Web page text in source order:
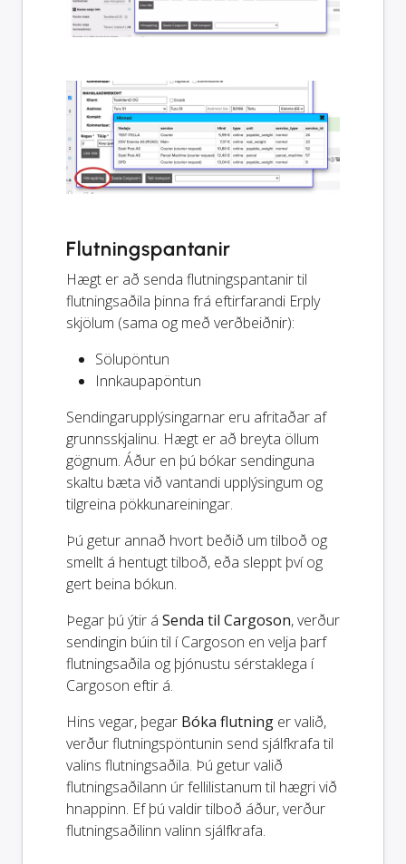
Flutningspantanir
Hægt er að senda flutningspantanir til
flutningsaðila þinna frá eftirfarandi Erply
skjölum (sama og með verðbeiðnir):
Sölupöntun
Innkaupapöntun
Sendingarupplýsingarnar eru afritaðar af
grunnsskjalinu. Hægt er að breyta öllum
gögnum. Áður en þú bókar sendinguna
skaltu bæta við vantandi upplýsingum og
tilgreina pökkunareiningar.
Þú getur annað hvort beðið um tilboð og
smellt á hentugt tilboð, eða sleppt því og
gert beina bókun.
Þegar þú ýtir á Senda til Cargoson, verður
sendingin búin til í Cargoson en velja þarf
flutningsaðila og þjónustu sérstaklega í
Cargoson eftir á.
Hins vegar, þegar Bóka flutning er valið,
verður flutningspöntunin send sjálfkrafa til
valins flutningsaðila. Þú getur valið
flutningsaðilann úr fellilistanum til hægri við
hnappinn. Ef þú valdir tilboð áður, verður
flutningsaðilinn valinn sjálfkrafa.